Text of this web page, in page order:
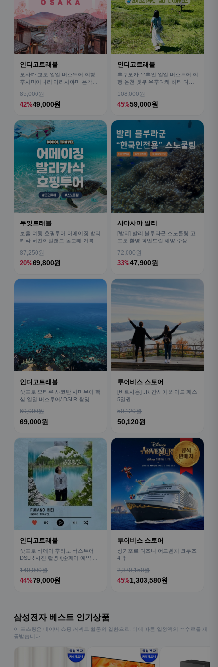
인디고트래블
오사카 교토 일일 버스투어 여행
후시미이나리 아라시야마 은각사
85,000원
42%49,000원
인디고트래블
후쿠오카 유후인 일일 버스투어 여
행 온천 벳부 유후다케 히타 다자
108,000원
45%59,000원
두잇트래블
보홀 여행 호핑투어 어메이징 발리
카삭 버진아일랜드 돌고래 거북이
87,250원
20%69,800원
사마사마 발리
[발리] 발리 블루라군 스노쿨링 고
프로 촬영 픽업드랍 해양 수상 액
72,000원
33%47,900원
인디고트래블
삿포로 오타루 샤코탄 시마무이 핵
심 일일 버스투어/ DSLR 촬영
69,000원
69,000원
투어비스 스토어
[바로사용] JR 간사이 와이드 패스
5일권
50,120원
50,120원
인디고트래블
삿포로 비에이 후라노 버스투어
DSLR 사진 촬영 /[준페이 예약 식
140,000원
44%79,000원
투어비스 스토어
싱가포르 디즈니 어드벤처 크루즈
4박
2,370,150원
45%1,303,580원
삼성전자 베스트 인기상품
이 포스팅은 네이버 쇼핑 커넥트 활동의 일환으로, 이에 따른 일정액의 수수료를 제
공받습니다.